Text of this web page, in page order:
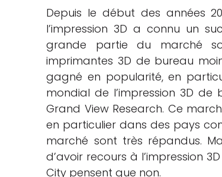
Depuis le début des années
l’impression 3D a connu un
grande partie du marché
imprimantes 3D de bureau
gagné en popularité, en
mondial de l’impression 3D
Grand View Research. Ce
en particulier dans des pays
marché sont très répandus.
d’avoir recours à l’impression
City pensent que non.